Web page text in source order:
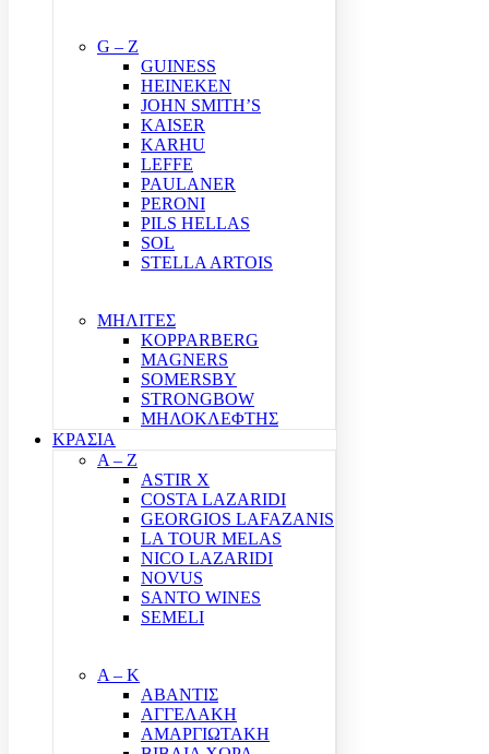
G – Z
GUINESS
HEINEKEN
JOHN SMITH’S
KAISER
KARHU
LEFFE
PAULANER
PERONI
PILS HELLAS
SOL
STELLA ARTOIS
ΜΗΛΙΤΕΣ
KOPPARBERG
MAGNERS
SOMERSBY
STRONGBOW
ΜΗΛΟΚΛΕΦΤΗΣ
ΚΡΑΣΙΑ
A – Z
ASTIR X
COSTA LAZARIDI
GEORGIOS LAFAZANIS
LA TOUR MELAS
NICO LAZARIDI
NOVUS
SANTO WINES
SEMELI
Α – Κ
ΑΒΑΝΤΙΣ
ΑΓΓΕΛΑΚΗ
ΑΜΑΡΓΙΩΤΑΚΗ